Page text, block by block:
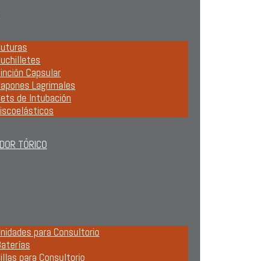
Capsular
Lagrimales
de Intubación
TÓRICO
para Consultorio
para Consultorio